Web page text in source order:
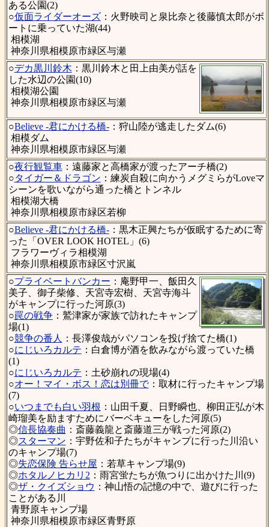
ある公園(2)
○仮面ライダーオーズ：火野映司と泉比奈と後藤慎太郎がボ
ートに乗っていた湖(44)
相模湖
神奈川県相模原市緑区与瀬
○デカ黒川鈴木 ：黒川鈴木と田上由美が話を
した水辺の公園(10)
相模湖公園
神奈川県相模原市緑区与瀬
○Believe -君にかける橋-：狩山陸が逃走したダム(6)
相模ダム
神奈川県相模原市緑区与瀬
○夜行観覧車：遠藤家と高橋家が渡ったアーチ橋(2)
○タイガー＆ドラゴン ：練炭自殺に向かうメグミらがLoveマ
シーンを歌いながら通った橋とトンネル
相模湖大橋
神奈川県相模原市緑区若柳
○Believe -君にかける橋-：黒木正興たちが仮眠するために寄
った「OVER LOOK HOTEL」(6)
フラワーヴィラ相模湖
神奈川県相模原市緑区寸沢嵐
○プライベートバンカー ：庵野甲一、飯田久
美子、御子柴修、天宮寺宏樹、天宮寺海斗
がキャンプに行った河原(3)
○罠の戦争：鷲津家が家族で訪れたキャンプ
場(1)
○競争の番人
：長澤俊哉がパソコンを投げ捨てた橋(1)
○にじいろカルテ ：白倉博が酒を飲みながら渡っていた橋
(1)
○にじいろカルテ ：土砂崩れの現場(4)
○オー！マイ・ボス！恋は別冊で：取材に行ったキャンプ場
(7)
○いつまでも白い羽根 ：山田千夏、日野瞬也、柳田正弘が木
崎瑠美を励ますためにバーベキューをした河原(5)
◎信長協奏曲 ：斎藤義龍と斎藤道三が戦った河原(2)
◎スターマン ：宇野佐和子たちがキャンプに行った川沿い
のキャンプ場(7)
◎失恋保険 告らせ屋 ：若草キャンプ場(9)
◎ホタルノヒカリ2 ：雨宮蛍たちが魚つりに出かけた川(9)
◎ザ・クイズショウ ：神山悟の記憶の中で、遊びに行った
ことがある川
青野原キャンプ場
神奈川県相模原市緑区青野原